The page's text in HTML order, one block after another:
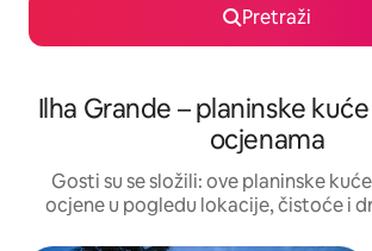
Pretraži
Ilha Grande – planinske
ocjenama
Gosti su se složili: ove planinske
ocjene u pogledu lokacije, čistoće i